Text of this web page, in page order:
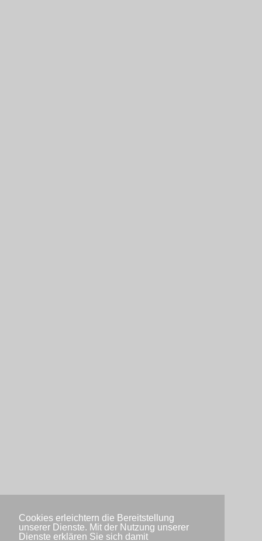
Cookies erleichtern die Bereitstellung
unserer Dienste. Mit der Nutzung unserer
Dienste erklären Sie sich damit